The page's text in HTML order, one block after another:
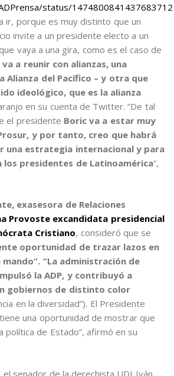
status/1474800841437683712
ir, porque es muy distinto que un
invite a un presidente electo a un
vaya a una gira, como es el caso de
a reunir con alianzas, una
Alianza del Pacífico – y otra que
ideológico, que es la alianza
en su cuenta de Twitter. “De tal
el presidente Boric va a estar muy
y por tanto, creo que habrá
una estrategia internacional y para
los presidentes de Latinoamérica“,
exasesora de Relaciones
Provoste excandidata presidencial
Cristiano, consideró que se
oportunidad de trazar lazos en
“La administración de
la ADP, y contribuyó a
gobiernos de distinto color
en la diversidad”). El Presidente
una oportunidad de mostrar que
política de Estado”, afirmó en su
el senador de la derechista UDI Iván